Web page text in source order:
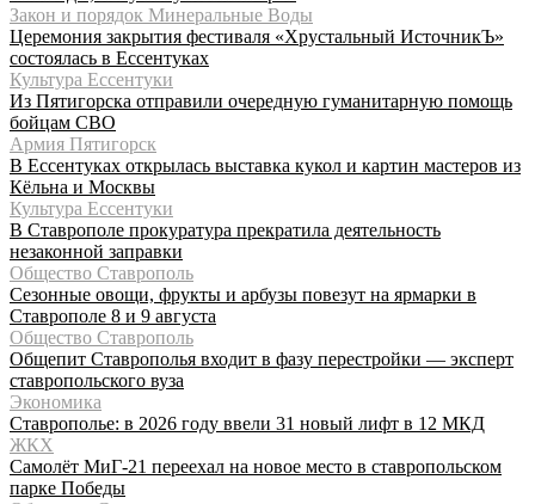
Закон и порядок Минеральные Воды
Церемония закрытия фестиваля «Хрустальный ИсточникЪ»
состоялась в Ессентуках
Культура Ессентуки
Из Пятигорска отправили очередную гуманитарную помощь
бойцам СВО
Армия Пятигорск
В Ессентуках открылась выставка кукол и картин мастеров из
Кёльна и Москвы
Культура Ессентуки
В Ставрополе прокуратура прекратила деятельность
незаконной заправки
Общество Ставрополь
Сезонные овощи, фрукты и арбузы повезут на ярмарки в
Ставрополе 8 и 9 августа
Общество Ставрополь
Общепит Ставрополья входит в фазу перестройки — эксперт
ставропольского вуза
Экономика
Ставрополье: в 2026 году ввели 31 новый лифт в 12 МКД
ЖКХ
Самолёт МиГ-21 переехал на новое место в ставропольском
парке Победы